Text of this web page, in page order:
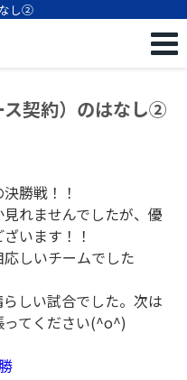
し②
ス契約）のはなし②
決勝戦！！
れませんでしたが、優
います！！
しいチームでした
しい試合でした。次は
ってください(^o^)